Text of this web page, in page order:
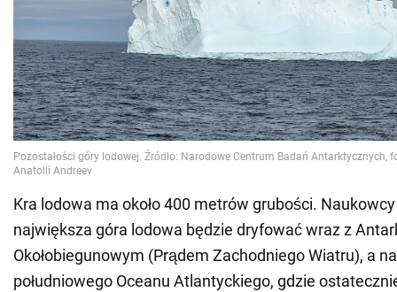
Kra lodowa ma około 400 metrów grubości.
największa góra lodowa będzie dryfować wraz z
Okołobiegunowym (Prądem Zachodniego Wiatru), a
południowego Oceanu Atlantyckiego, gdzie